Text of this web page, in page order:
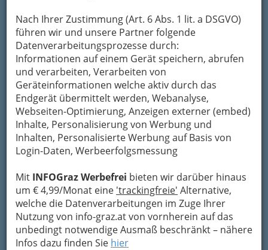
Nach Ihrer Zustimmung (Art. 6 Abs. 1 lit. a DSGVO)
führen wir und unsere Partner folgende
Datenverarbeitungsprozesse durch:
Informationen auf einem Gerät speichern, abrufen
und verarbeiten, Verarbeiten von
Geräteinformationen welche aktiv durch das
Endgerät übermittelt werden, Webanalyse,
Webseiten-Optimierung, Anzeigen externer (embed)
Inhalte, Personalisierung von Werbung und
Inhalten, Personalisierte Werbung auf Basis von
Login-Daten, Werbeerfolgsmessung
Mit INFOGraz Werbefrei bieten wir darüber hinaus
um € 4,99/Monat eine 'trackingfreie' Alternative,
welche die Datenverarbeitungen im Zuge Ihrer
Nutzung von info-graz.at von vornherein auf das
unbedingt notwendige Ausmaß beschränkt – nähere
Infos dazu finden Sie hier
Absenden umgehend per Mail an das
Unternehmen Starcke Haus OG weitergeleitet.
Mein Name
Meine Email Adresse
Mein Betreff
Meine Nachricht